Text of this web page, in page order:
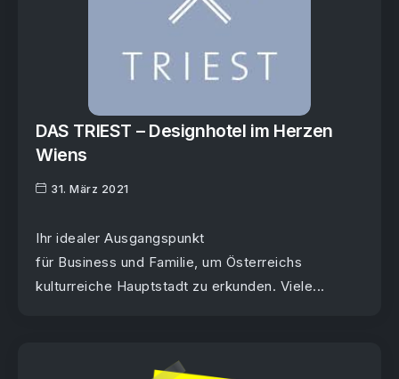
DAS TRIEST – Designhotel im Herzen
Wiens
31. März 2021
Ihr idealer Ausgangspunkt
für Business und Familie, um Österreichs
kulturreiche Hauptstadt zu erkunden. Viele...